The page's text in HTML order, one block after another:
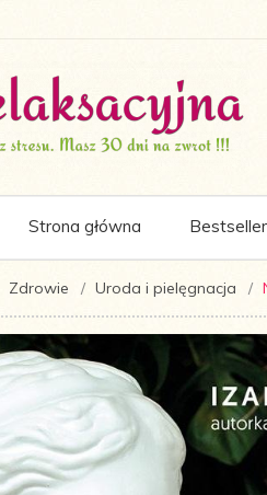
Strona główna
Zdrowie Uroda i pielęgnacja